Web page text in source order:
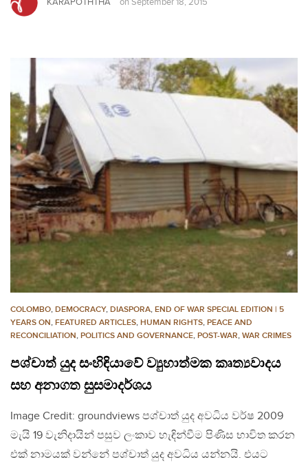
KARAPOTHTHA on September 18, 2015
COLOMBO, DEMOCRACY, DIASPORA, END OF WAR SPECIAL EDITION | 5
YEARS ON, FEATURED ARTICLES, HUMAN RIGHTS, PEACE AND
RECONCILIATION, POLITICS AND GOVERNANCE, POST-WAR, WAR CRIMES
පශ්චාත් යුද සංහිඳියාවේ ව්‍යුහාත්මක කෘත්‍යවාදය
සහ අනාගත සුසමාදර්ශය
Image Credit: groundviews පශ්චාත් යුද අවධිය වර්ෂ 2009
මැයි 19 වැනිදායින් පසුව ලංකාව හැඳින්වීම පිණිස භාවිත කරන
එක් නාමයක් වන්නේ පශ්චාත් යුද අවධිය යන්නයි. එයට